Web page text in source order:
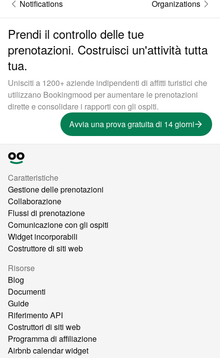
Notifications Organizations
Prendi il controllo delle tue
prenotazioni. Costruisci un'attività tutta
tua.
Unisciti a 1200+ aziende indipendenti di affitti turistici che
utilizzano Bookingmood per aumentare le prenotazioni
dirette e consolidare i rapporti con gli ospiti.
Avvia una prova gratuita di 14 giorni
Caratteristiche
Gestione delle prenotazioni
Collaborazione
Flussi di prenotazione
Comunicazione con gli ospiti
Widget incorporabili
Costruttore di siti web
Risorse
Blog
Documenti
Guide
Riferimento API
Costruttori di siti web
Programma di affiliazione
Airbnb calendar widget